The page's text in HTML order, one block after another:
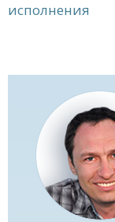
исполнения